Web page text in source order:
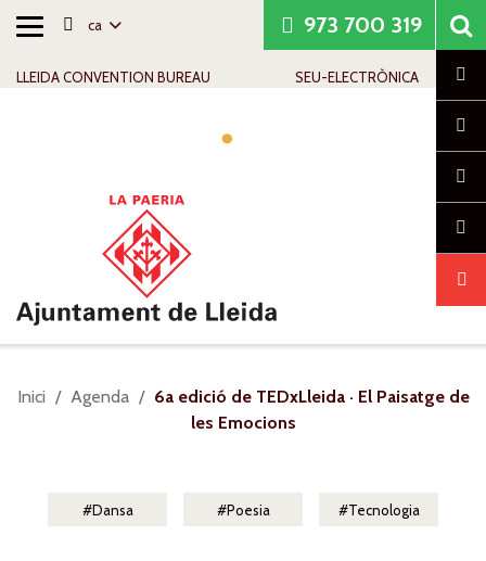
Alternar
ca
LLEIDA CONVENTION BUREAU SEU-ELECTRÒNICA
973 700 319
Sou
Inici Agenda
6a edició de TEDxLleida · El Paisatge de
les Emocions
Dansa Poesia Tecnologia